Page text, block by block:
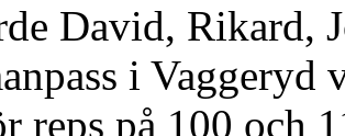
David, Rikard,
i
reps på 100 och